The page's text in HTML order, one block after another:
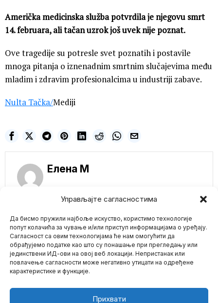
Управљајте сагласностима
Да бисмо пружили најбоље искуство, користимо технологије
попут колачића за чување и/или приступ информацијама о уређају.
Сагласност са овим технологијама ће нам омогућити да
обрађујемо податке као што су понашање при прегледању или
јединствени ИД-ови на овој веб локацији. Непристанак или
повлачење сагласности може негативно утицати на одређене
карактеристике и функције.
Прихвати
Američka medicinska služba potvrdila je njegovu smrt
14. februara, ali tačan uzrok još uvek nije poznat.
Ove tragedije su potresle svet poznatih i postavile
mnoga pitanja o iznenadnim smrtnim slučajevima među
mladim i zdravim profesionalcima u industriji zabave.
Nulta Tačka/Mediji
Елена M
Mario zna Youtube
NE PROPUSTITE
Meta dobila rekordnu
kaznu od 1,2 milijarde
evra zbog prenosa
podataka iz EU u SAD
Organi za zaštitu
privatnosti iz Evropske
Metaverzum: